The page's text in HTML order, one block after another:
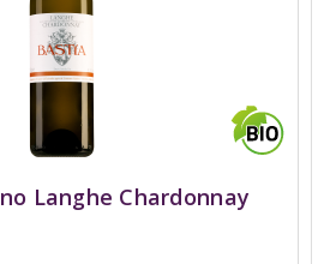
Langhe Chardonnay